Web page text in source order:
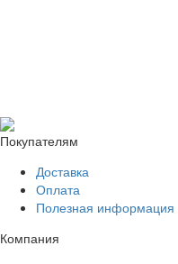
Покупателям
Доставка
Оплата
Полезная информация
Компания